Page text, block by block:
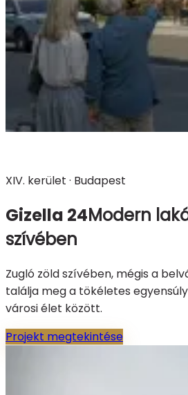
XIV. kerület · Budapest
Gizella 24Modern
szívében
Zugló zöld szívében, mégis a
találja meg a tökéletes
városi élet között.
Projekt megtekintése